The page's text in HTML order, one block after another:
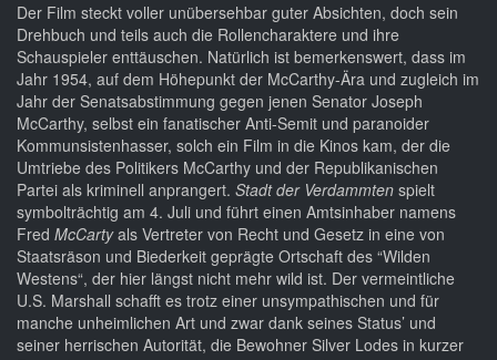
Der Film steckt voller unübersehbar guter Absichten, doch sein
Drehbuch und teils auch die Rollencharaktere und ihre
Schauspieler enttäuschen. Natürlich ist bemerkenswert, dass im
Jahr 1954, auf dem Höhepunkt der McCarthy-Ära und zugleich im
Jahr der Senatsabstimmung gegen jenen Senator Joseph
McCarthy, selbst ein fanatischer Anti-Semit und paranoider
Kommunsistenhasser, solch ein Film in die Kinos kam, der die
Umtriebe des Politikers McCarthy und der Republikanischen
Partei als kriminell anprangert. Stadt der Verdammten spielt
symbolträchtig am 4. Juli und führt einen Amtsinhaber namens
Fred McCartyals Vertreter von Recht und Gesetz in eine von
Staatsräson und Biederkeit geprägte Ortschaft des “Wilden
Westens“, der hier längst nicht mehr wild ist. Der vermeintliche
U.S. Marshall schafft es trotz einer unsympathischen und für
manche unheimlichen Art und zwar dank seines Status’ und
seiner herrischen Autorität, die Bewohner Silver Lodes in kurzer